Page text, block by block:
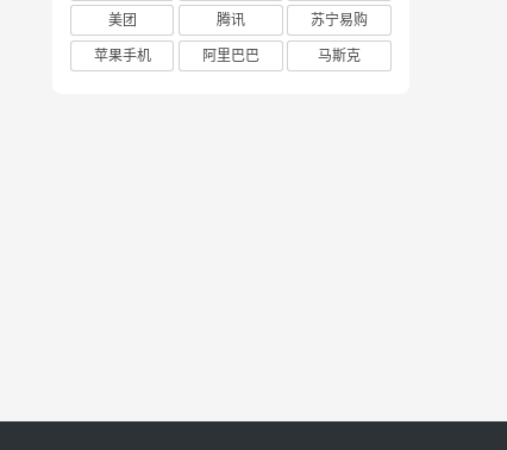
美团
腾讯
苏宁易购
苹果手机
阿里巴巴 马斯克